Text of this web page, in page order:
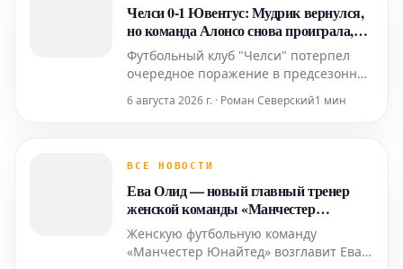
Челси 0-1 Ювентус: Мудрик вернулся,
но команда Алонсо снова проиграла,
пре-сизонные проблемы продолжаются
Футбольный клуб "Челси" потерпел
очередное поражение в предсезонной
счетом 0-1 на стадионе Кай Так в
возвращение на поле украинского
команда под руководством
6 августа 2026 г. · Роман Северский1 мин
ВСЕ НОВОСТИ
Ева Олид — новый главный тренер
женской команды «Манчестер
Юнайтед»
Женскую футбольную команду
«Манчестер Юнайтед» возглавит Ева